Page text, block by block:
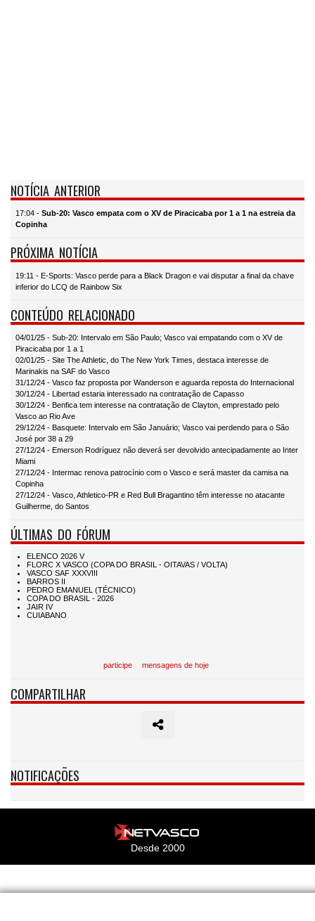
NOTÍCIA ANTERIOR
17:04 - Sub-20: Vasco empata com o XV de Piracicaba por 1 a 1 na estreia da
Copinha
PRÓXIMA NOTÍCIA
19:11 - E-Sports: Vasco perde para a Black Dragon e vai disputar a final da chave
inferior do LCQ de Rainbow Six
CONTEÚDO RELACIONADO
04/01/25 - Sub-20: Intervalo em São Paulo; Vasco vai empatando com o XV de
Piracicaba por 1 a 1
02/01/25 - Site The Athletic, do The New York Times, destaca interesse de
Marinakis na SAF do Vasco
31/12/24 - Vasco faz proposta por Wanderson e aguarda reposta do Internacional
30/12/24 - Libertad estaria interessado na contratação de Capasso
30/12/24 - Benfica tem interesse na contratação de Clayton, emprestado pelo
Vasco ao Rio Ave
29/12/24 - Basquete: Intervalo em São Januário; Vasco vai perdendo para o São
José por 38 a 29
27/12/24 - Emerson Rodríguez não deverá ser devolvido antecipadamente ao Inter
Miami
27/12/24 - Intermac renova patrocínio com o Vasco e será master da camisa na
Copinha
27/12/24 - Vasco, Athletico-PR e Red Bull Bragantino têm interesse no atacante
Guilherme, do Santos
ÚLTIMAS DO FÓRUM
participe mensagens de hoje
COMPARTILHAR
NOTIFICAÇÕES
Desde 2000